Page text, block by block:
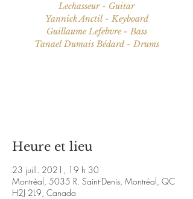
Lechasseur - Guitar
Yannick Anctil - Keyboard
Guillaume Lefebvre - Bass
Tanael Dumais Bédard - Drums
Heure et lieu
23 juill. 2021, 19 h 30
Montréal, 5035 R. Saint-Denis, Montréal, QC
H2J 2L9, Canada